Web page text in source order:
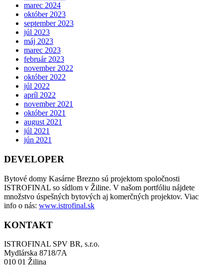
marec 2024
október 2023
september 2023
júl 2023
máj 2023
marec 2023
február 2023
november 2022
október 2022
júl 2022
apríl 2022
november 2021
október 2021
august 2021
júl 2021
jún 2021
DEVELOPER
Bytové domy Kasárne Brezno sú projektom spoločnosti
ISTROFINAL so sídlom v Žiline. V našom portfóliu nájdete
množstvo úspešných bytových aj komerčných projektov. Viac
info o nás: www.istrofinal.sk
KONTAKT
ISTROFINAL SPV BR, s.r.o.
Mydlárska 8718/7A
010 01 Žilina